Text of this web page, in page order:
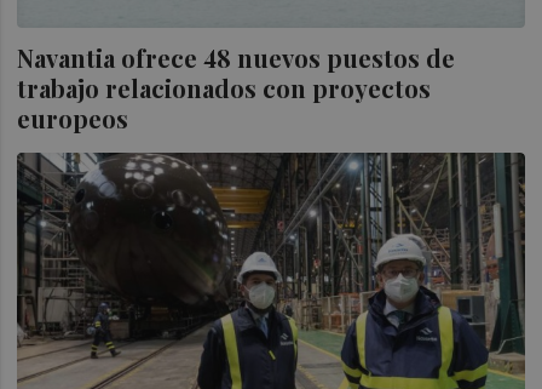
Navantia ofrece 48 nuevos puestos de
trabajo relacionados con proyectos
europeos